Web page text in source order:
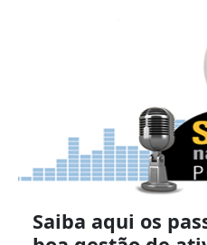
Saiba aqui os